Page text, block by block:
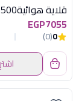
EGP7055
0
(0)